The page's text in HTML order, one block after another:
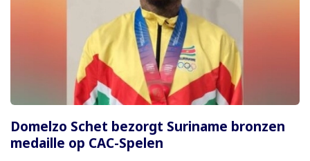
Domelzo Schet bezorgt Suriname bronzen
medaille op CAC-Spelen